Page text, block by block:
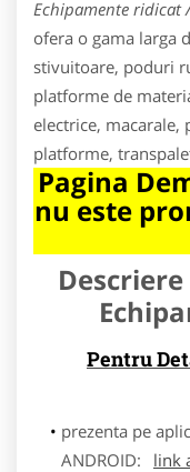
Echipamente ridicat
ofera o gama larga
stivuitoare, poduri
platforme de
electrice,
platforme,
Pagina
nu este
Pentru
prezenta pe
ANDROID:
link